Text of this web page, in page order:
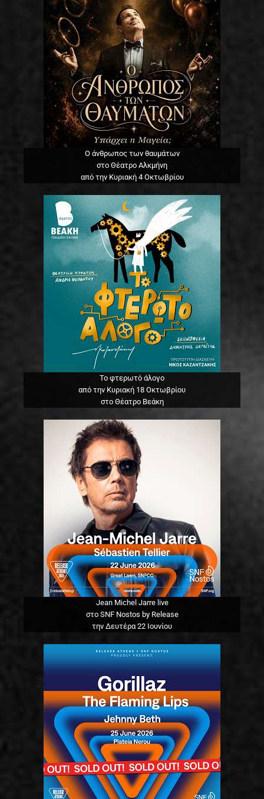
Ο άνθρωπος των θαυμάτων
στο Θέατρο Αλκμήνη
από την Κυριακή 4 Οκτωβρίου
Το φτερωτό άλογο
από την Κυριακή 18 Οκτωβρίου
στο Θέατρο Βεάκη
Jean Michel Jarre live
στο SNF Nostos by Release
την Δευτέρα 22 Ιουνίου